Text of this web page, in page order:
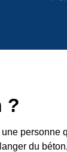
?
personne
du